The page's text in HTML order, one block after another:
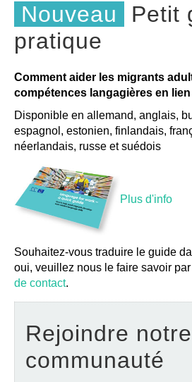
Nouveau
Petit
pratique
Comment aider les migrants
compétences langagières en lien
Disponible en allemand, anglais,
espagnol, estonien, finlandais,
néerlandais, russe et suédois
Plus d'info
Souhaitez-vous traduire le guide
oui, veuillez nous le faire savoir
de contact.
Rejoindre notre
communauté